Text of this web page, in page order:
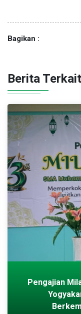
Bagikan :
Berita Terkait
Pengajian